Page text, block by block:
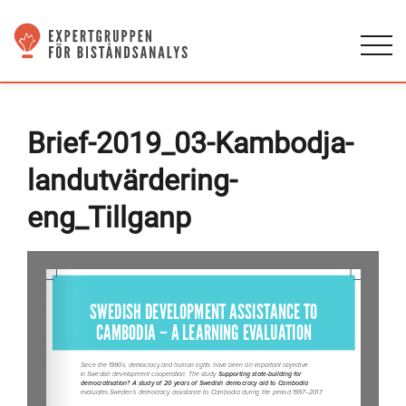
Brief-2019_03-Kambodja-
landutvärdering-
eng_Tillganp